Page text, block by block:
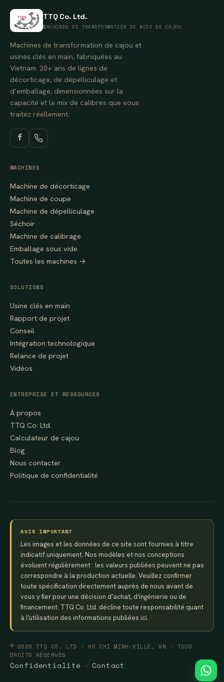
TTQ Co. Ltd.
MACHINES DE TRANSFORMATION DE NOIX DE CAJOU
Machines de transformation de cajou et
usines clés en main, fabriquées au
Vietnam. 20+ ans de lignes de
décorticage, de dépelliculage et
d’emballage, dimensionnées sur la
capacité et le mix de calibres que vous
traitez réellement.
MACHINES
Machine de décorticage
Machine de coupe
Machine de dépelliculage
Séchoir
Machine de calibrage
Emballage sous vide
Toutes les machines →
SOLUTIONS
Usine clés en main
Rapport de projet
Conseil
Intégration technologique
Relance de projet
Vidéos
ENTREPRISE ET RESSOURCES
À propos
TTQ Co. Ltd.
Calculateur de cajou
Blog
Nous contacter
Politique de confidentialité
AVIS IMPORTANT
Les images et les données de ce site sont fournies à titre
indicatif uniquement. Nos modèles et nos conceptions
évoluent régulièrement : les valeurs publiées peuvent ne pas
correspondre à la production actuelle. Veuillez confirmer
toute spécification directement auprès de nous avant de
vous y fier pour une décision d’achat, d’ingénierie ou de
financement. TTQ Co. Ltd. décline toute responsabilité quant
à l’utilisation des informations publiées ici.
© 2026 TTQ CO. LTD · HO CHI MINH-VILLE, VN · TOUS
DROITS RÉSERVÉS
Confidentialité · Contact